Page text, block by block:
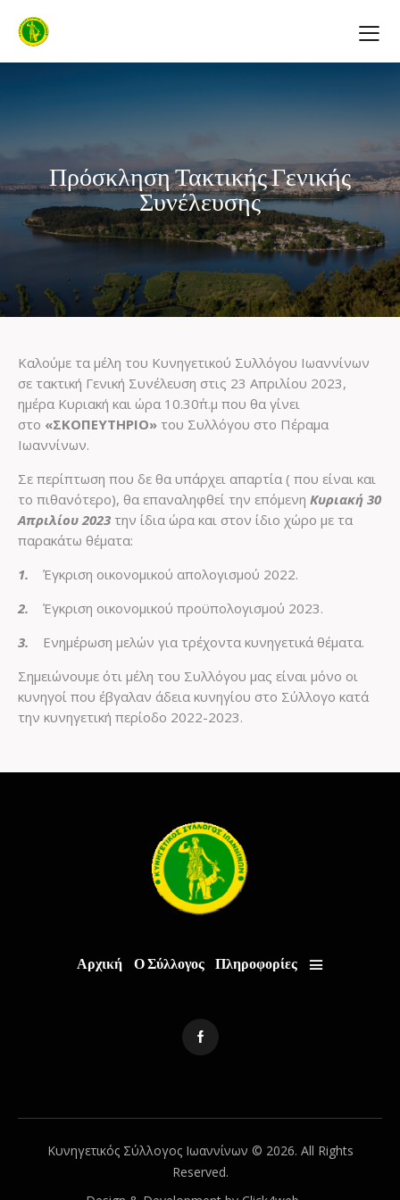
Πρόσκληση Τακτικής Γενικής
Συνέλευσης
Καλούμε τα μέλη του Κυνηγετικού Συλλόγου Ιωαννίνων
σε τακτική Γενική Συνέλευση στις 23 Απριλίου 2023,
ημέρα Κυριακή και ώρα 10.30΄π.μ που θα γίνει
στo «ΣΚΟΠΕΥΤΗΡΙΟ» του Συλλόγου στο Πέραμα
Ιωαννίνων.
Σε περίπτωση που δε θα υπάρχει απαρτία ( που είναι και
το πιθανότερο), θα επαναληφθεί την επόμενη Κυριακή 30
Απριλίου 2023 την ίδια ώρα και στον ίδιο χώρο με τα
παρακάτω θέματα:
1. Έγκριση οικονομικού απολογισμού 2022.
2. Έγκριση οικονομικού προϋπολογισμού 2023.
3. Ενημέρωση μελών για τρέχοντα κυνηγετικά θέματα.
Σημειώνουμε ότι μέλη του Συλλόγου μας είναι μόνο οι
κυνηγοί που έβγαλαν άδεια κυνηγίου στο Σύλλογο κατά
την κυνηγετική περίοδο 2022-2023.
Αρχική Ο Σύλλογος Πληροφορίες
Κυνηγετικός Σύλλογος Ιωαννίνων © 2026. All Rights
Reserved.